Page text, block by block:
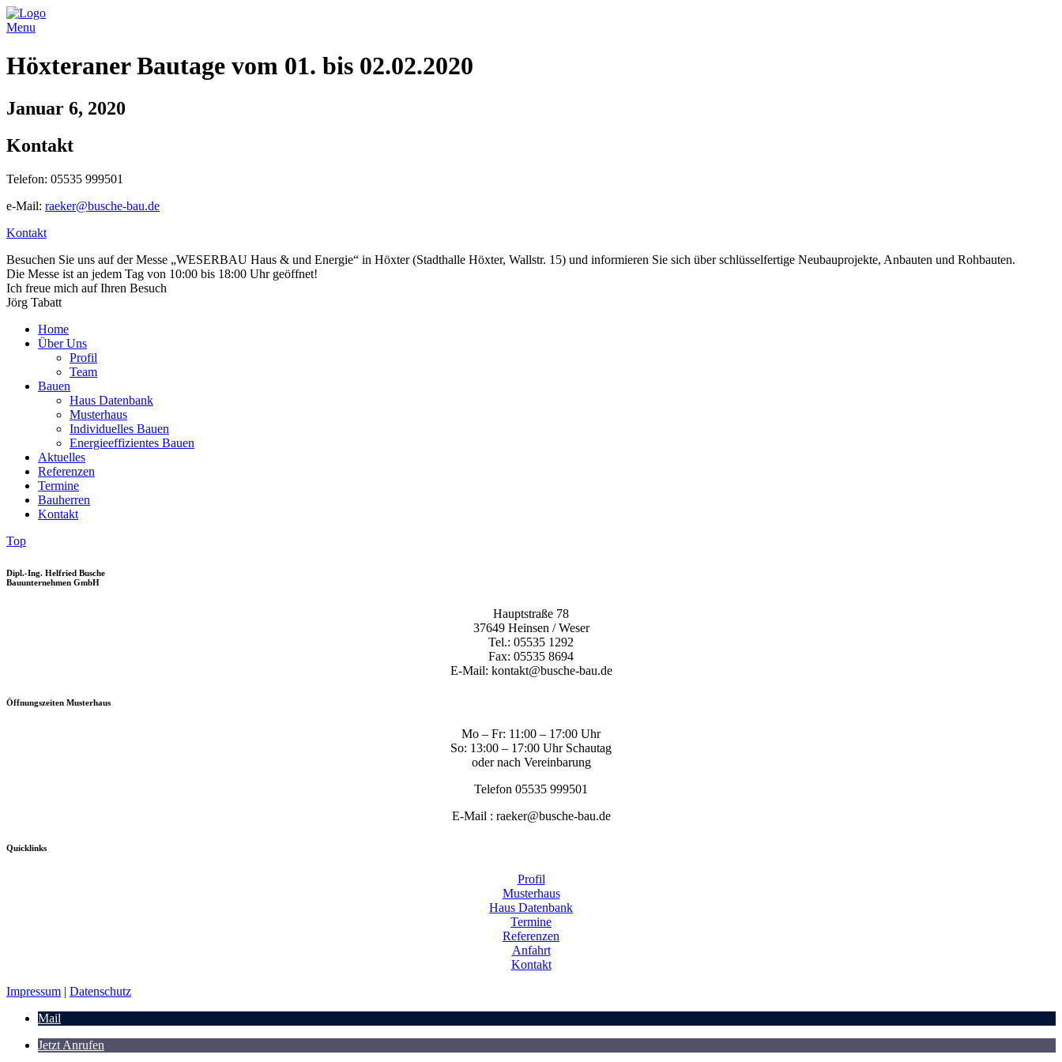
Menu
Höxteraner Bautage vom 01. bis 02.02.2020
Januar 6, 2020
Kontakt
Telefon: 05535 999501
e-Mail: raeker@busche-bau.de
Kontakt
Besuchen Sie uns auf der Messe „WESERBAU Haus & und Energie“ in Höxter (Stadthalle Höxter, Wallstr. 15) und informieren Sie sich über schlüsselfertige Neubauprojekte, Anbauten und Rohbauten.
Die Messe ist an jedem Tag von 10:00 bis 18:00 Uhr geöffnet!
Ich freue mich auf Ihren Besuch
Jörg Tabatt
Home
Über Uns
Profil
Team
Bauen
Haus Datenbank
Musterhaus
Individuelles Bauen
Energieeffizientes Bauen
Aktuelles
Referenzen
Termine
Bauherren
Kontakt
Top
Dipl.-Ing. Helfried Busche
Bauunternehmen GmbH
Hauptstraße 78
37649 Heinsen / Weser
Tel.: 05535 1292
Fax: 05535 8694
E-Mail: kontakt@busche-bau.de
Öffnungszeiten Musterhaus
Mo – Fr: 11:00 – 17:00 Uhr
So: 13:00 – 17:00 Uhr Schautag
oder nach Vereinbarung
Telefon 05535 999501
E-Mail : raeker@busche-bau.de
Quicklinks
Profil
Musterhaus
Haus Datenbank
Termine
Referenzen
Anfahrt
Kontakt
Impressum | Datenschutz
Mail
Jetzt Anrufen